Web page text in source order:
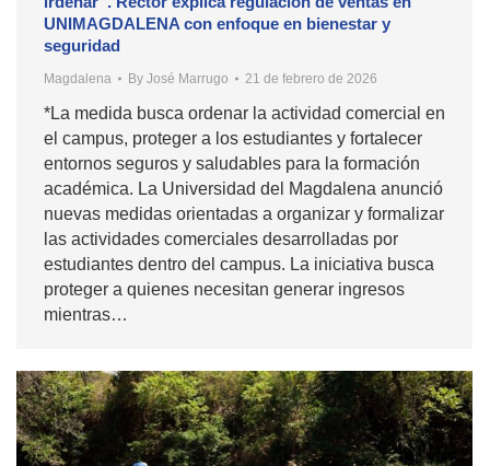
UNIMAGDALENA con enfoque en bienestar y
seguridad
Magdalena By José Marrugo 21 de febrero de 2026
*La medida busca ordenar la actividad comercial en
el campus, proteger a los estudiantes y fortalecer
entornos seguros y saludables para la formación
académica. La Universidad del Magdalena anunció
nuevas medidas orientadas a organizar y formalizar
las actividades comerciales desarrolladas por
estudiantes dentro del campus. La iniciativa busca
proteger a quienes necesitan generar ingresos
mientras…